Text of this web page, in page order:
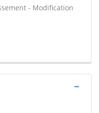
- Modification